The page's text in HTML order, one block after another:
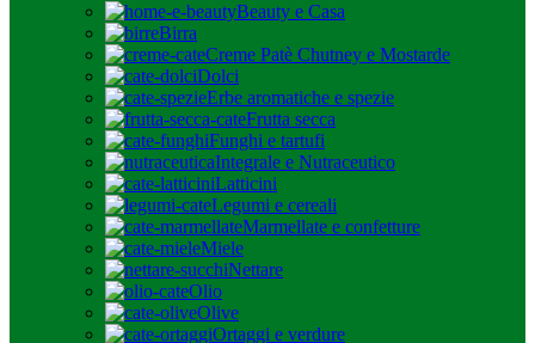
Beauty e Casa
Birra
Creme Patè Chutney e Mostarde
Dolci
Erbe aromatiche e spezie
Frutta secca
Funghi e tartufi
Integrale e Nutraceutico
Latticini
Legumi e cereali
Marmellate e confetture
Miele
Nettare
Olio
Olive
Ortaggi e verdure